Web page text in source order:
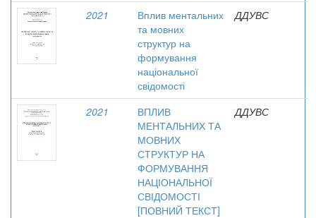
2021
Вплив ментальних
та мовних
структур на
формування
національної
свідомості
ДДУВС
2021
ВПЛИВ
МЕНТАЛЬНИХ ТА
МОВНИХ
СТРУКТУР НА
ФОРМУВАННЯ
НАЦІОНАЛЬНОЇ
СВІДОМОСТІ
[ПОВНИЙ ТЕКСТ]
ДДУВС